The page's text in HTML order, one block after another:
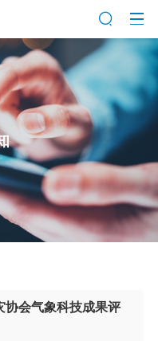
协会气象科技成果评